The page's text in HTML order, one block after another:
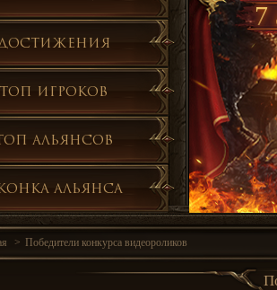
Достижения
Топ игроков
Топ альянсов
альянса
7
Победители конкурса видеороликов